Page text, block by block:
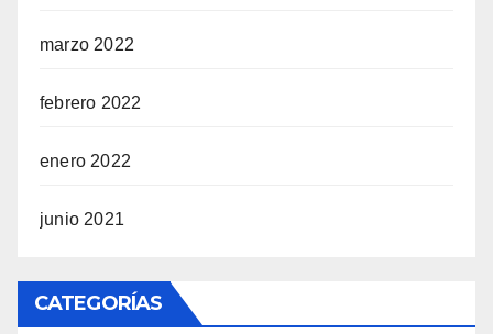
marzo 2022
febrero 2022
enero 2022
junio 2021
CATEGORÍAS